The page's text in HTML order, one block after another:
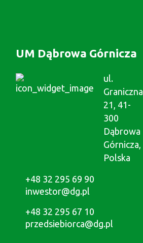
UM Dąbrowa Górnicza
ul.
Graniczna
21, 41-
300
Dąbrowa
Górnicza,
Polska
+48 32 295 69 90
inwestor@dg.pl
+48 32 295 67 10
przedsiebiorca@dg.pl